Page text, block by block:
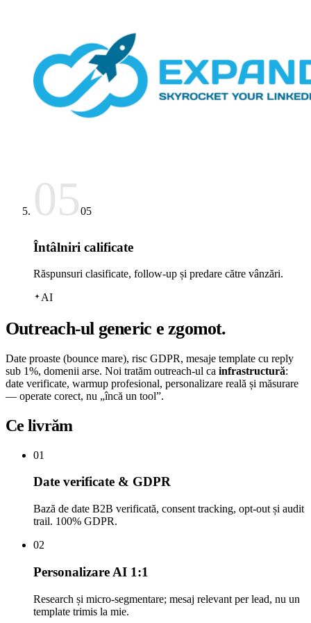
0505
Întâlniri calificate
Răspunsuri clasificate, follow-up și predare către vânzări.
AI
Outreach-ul generic e zgomot.
Date proaste (bounce mare), risc GDPR, mesaje template cu reply
sub 1%, domenii arse. Noi tratăm outreach-ul ca infrastructură:
date verificate, warmup profesional, personalizare reală și măsurare
— operate corect, nu „încă un tool”.
Ce livrăm
01
Date verificate & GDPR
Bază de date B2B verificată, consent tracking, opt-out și audit
trail. 100% GDPR.
02
Personalizare AI 1:1
Research și micro-segmentare; mesaj relevant per lead, nu un
template trimis la mie.